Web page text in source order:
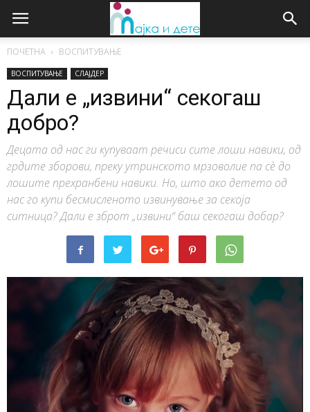
ПОЧЕТНА ВОСПИТУВАЊЕ
ВОСПИТУВАЊЕ СЛАЈДЕР
Дали е „извини“ секогаш
добро?
Децата од нас ги купуваат речиси сите лоши навики, од
грдите зборови, преку утринското мрзоволие па сѐ до
лошите прехранбени навики. Но, што ако детето од
нас го купи бесмисленото извинување за секоја
ситница? Дали е зброт „извини“ баш секогаш добар?